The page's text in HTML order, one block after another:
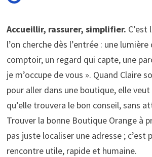
Accueillir, rassurer, simplifier.
l’on cherche dès l’entrée : une
comptoir, un regard qui capte, une
je m’occupe de vous ». Quand Claire
pour aller dans une boutique, elle
qu’elle trouvera le bon conseil, sans
Trouver la bonne Boutique Orange à
pas juste localiser une adresse ; c’est
rencontre utile, rapide et humaine.